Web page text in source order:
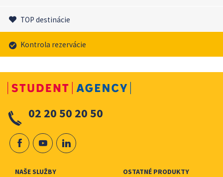
TOP destinácie
Kontrola rezervácie
02 20 50 20 50
NAŠE SLUŽBY OSTATNÉ PRODUKTY